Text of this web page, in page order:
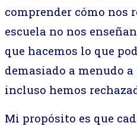
comprender cómo nos
escuela no nos
que hacemos lo que
demasiado a menudo
incluso hemos
Mi propósito es que